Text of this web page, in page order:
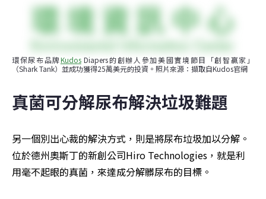
環保尿布品牌Kudos Diapers的創辦人參加美國實境節目「創智贏家」
（Shark Tank）並成功獲得25萬美元的投資。照片來源：擷取自Kudos官網
真菌可分解尿布解決垃圾難題
另一個別出心裁的解決方式，則是將尿布垃圾加以分解。
位於德州奧斯丁的新創公司Hiro Technologies，就是利
用毫不起眼的真菌，來達成分解髒尿布的目標。